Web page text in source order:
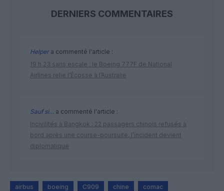
DERNIERS COMMENTAIRES
Helpera commenté l'article :
19 h 23 sans escale : le Boeing 777F de National
Airlines relie l’Écosse à l’Australie
Sauf si… a commenté l'article :
Incivilités à Bangkok : 22 passagers chinois refusés à
bord après une course-poursuite, l’incident devient
diplomatique
airbus boeing C909 chine comac